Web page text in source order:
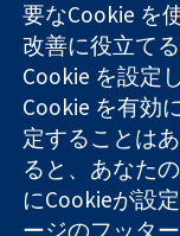
信頼できるエビ
デンスと
情報に基づく意
思決定により
健康のさらなる
向上へ
要なCookie を
改善に役立て
Cookie を設定
Cookie を有効
定することは
ると、あなた
にCookieが設
ージのフッタ